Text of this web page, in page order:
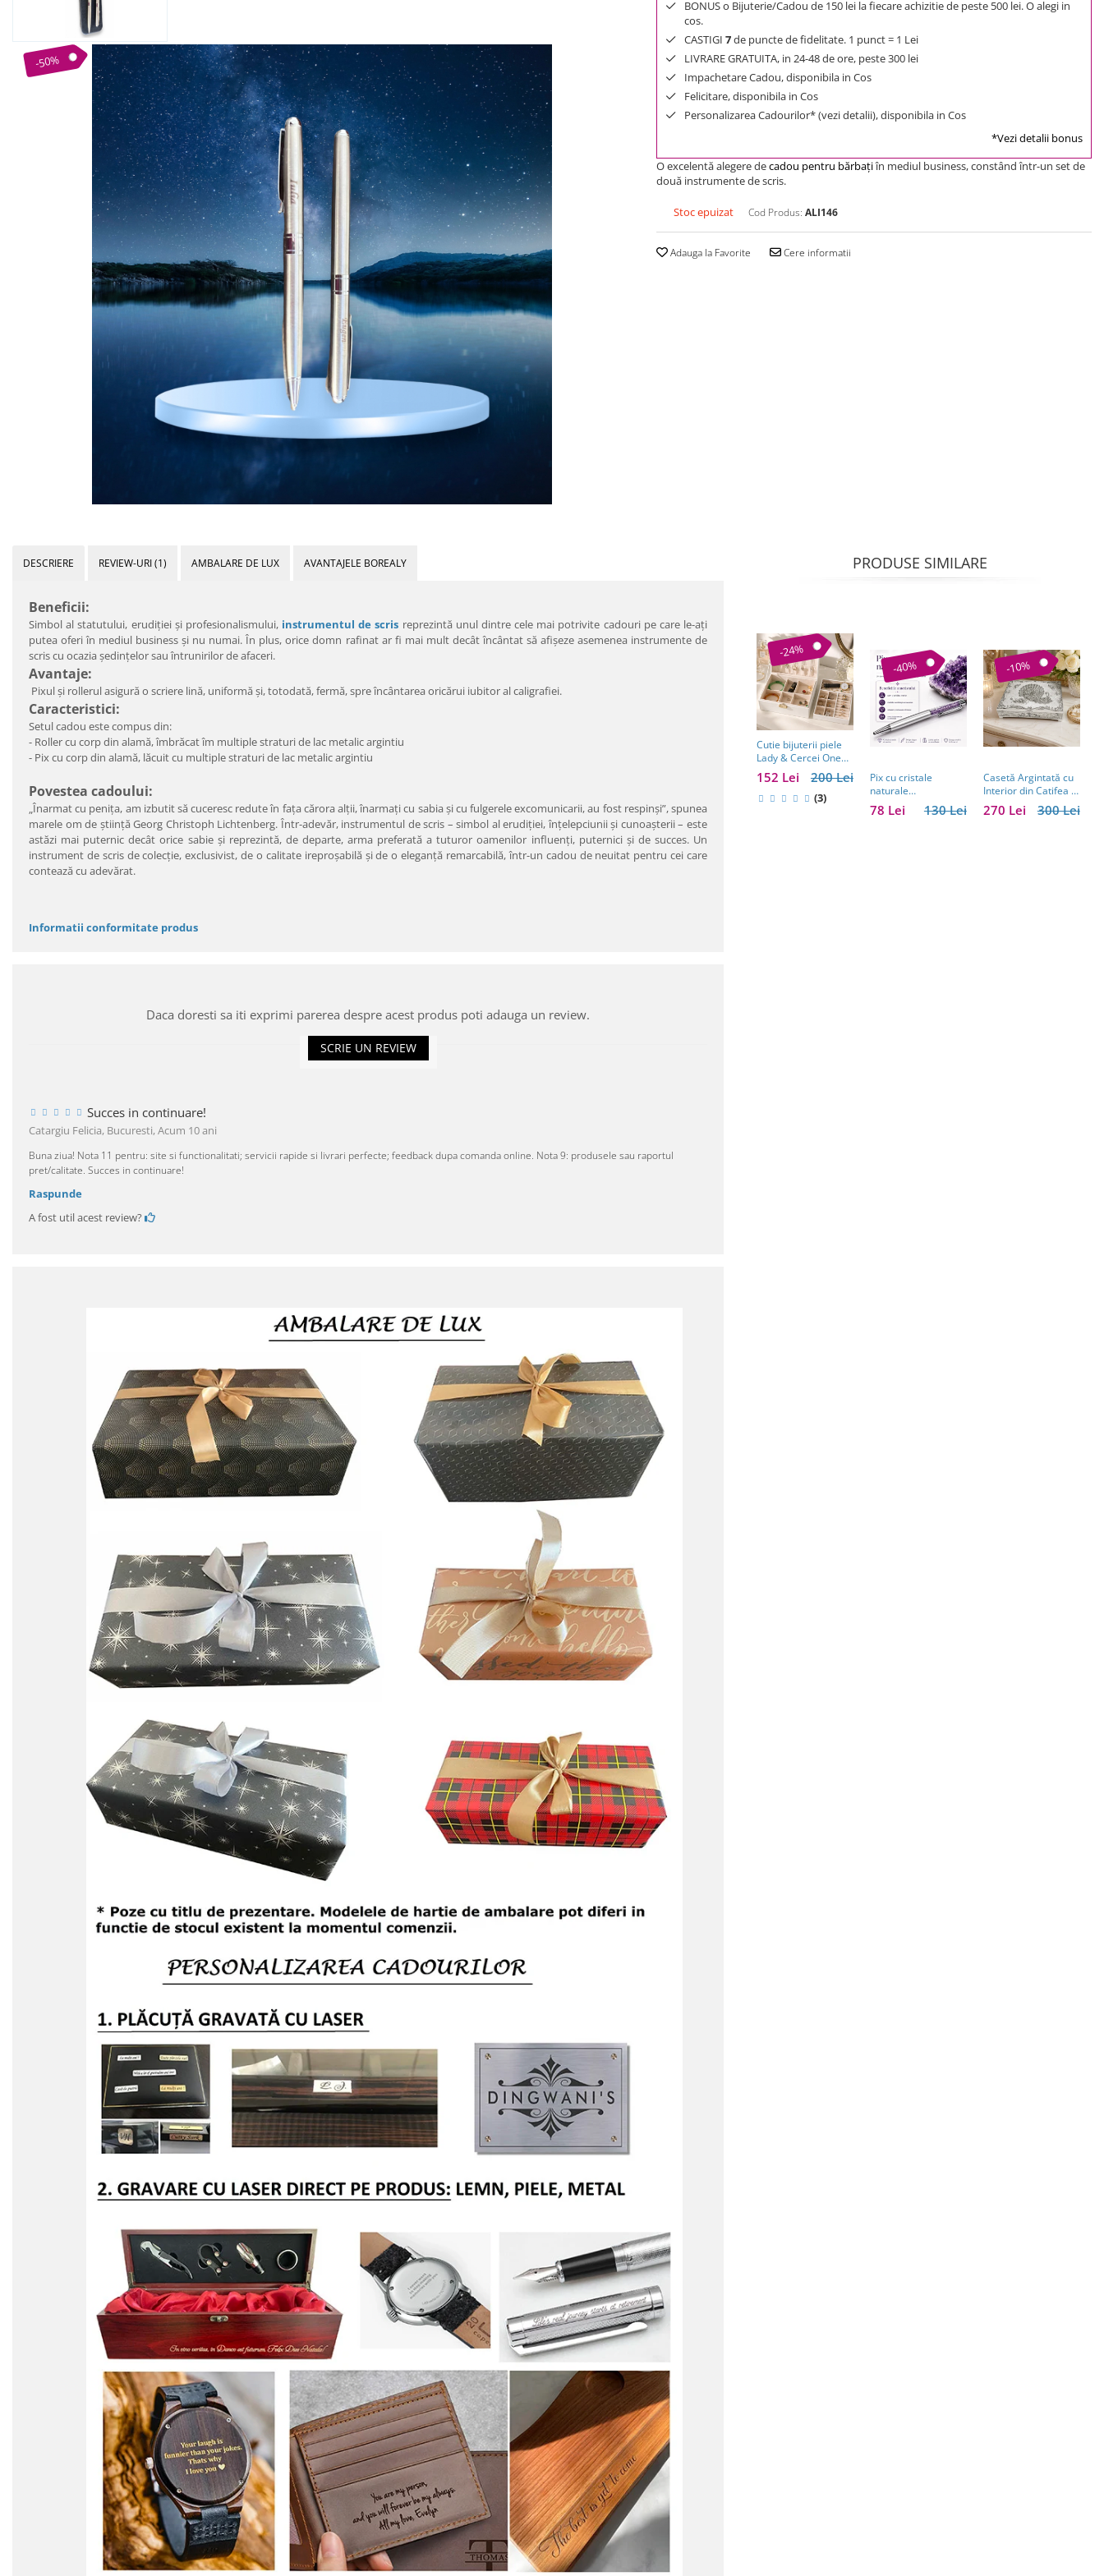
Reduceri
Cele mai noi
Cele mai vandute
Cele mai votate
100 Lei - 200 Lei
200 Lei - 300 Lei
300 Lei - 500 Lei
500 Lei - 1000 Lei
-50%
BONUS o Bijuterie/Cadou de 150 lei la fiecare achizitie de peste 500 lei. O alegi in
cos.
CASTIGI 7de puncte de fidelitate. 1 punct = 1 Lei
LIVRARE GRATUITA, in 24-48 de ore, peste 300 lei
Impachetare Cadou, disponibila in Cos
Felicitare, disponibila in Cos
Personalizarea Cadourilor* (vezi detalii), disponibila in Cos
*Vezi detalii bonus
O excelentă alegere decadou pentru bărbaţiîn mediul business, constând într-un set de
două instrumente de scris.
Stoc epuizat Cod Produs: ALI146
Adauga la Favorite Cere informatii
DESCRIERE REVIEW-URI(1) AMBALARE DE LUX AVANTAJELE BOREALY
Beneficii:
Simbol al statutului, erudiţiei şi profesionalismului, instrumentul de scris reprezintă unul dintre cele mai potrivite cadouri pe care le-aţi
putea oferi în mediul business şi nu numai. În plus, orice domn rafinat ar fi mai mult decât încântat să afişeze asemenea instrumente de
scris cu ocazia şedinţelor sau întrunirilor de afaceri.
Avantaje:
Pixul şi rollerul asigură o scriere lină, uniformă şi, totodată, fermă, spre încântarea oricărui iubitor al caligrafiei.
Caracteristici:
Setul cadou este compus din:
- Roller cu corp din alamă, îmbrăcat îm multiple straturi de lac metalic argintiu
- Pix cu corp din alamă, lăcuit cu multiple straturi de lac metalic argintiu
Povestea cadoului:
„Înarmat cu peniţa, am izbutit să cuceresc redute în faţa cărora alţii, înarmaţi cu sabia şi cu fulgerele excomunicarii, au fost respinşi”, spunea
marele om de ştiinţă Georg Christoph Lichtenberg. Într-adevăr, instrumentul de scris – simbol al erudiţiei, înţelepciunii şi cunoaşterii – este
astăzi mai puternic decât orice sabie şi reprezintă, de departe, arma preferată a tuturor oamenilor influenţi, puternici şi de succes. Un
instrument de scris de colecţie, exclusivist, de o calitate ireproşabilă şi de o eleganţă remarcabilă, într-un cadou de neuitat pentru cei care
contează cu adevărat.
Informatii conformitate produs
Daca doresti sa iti exprimi parerea despre acest produs poti adauga un review.
SCRIE UN REVIEW
Succes in continuare!
Catargiu Felicia, Bucuresti,Acum 10 ani
Buna ziua! Nota 11 pentru: site si functionalitati; servicii rapide si livrari perfecte; feedback dupa comanda online. Nota 9: produsele sau raportul
pret/calitate. Succes in continuare!
Raspunde
A fost util acest review?
PRODUSE SIMILARE
-24%
Cutie bijuterii piele
Lady & Cercei One
Diamonds
200 Lei
152 Lei
(3)
-40%
Pix cu cristale
naturale
semipretioase:
ametist, aventurin,
130 Lei
78 Lei
-10%
Casetă Argintată cu
Interior din Catifea –
Casetă Elegantă
pentru Bijuterii,300 Lei
270 Lei